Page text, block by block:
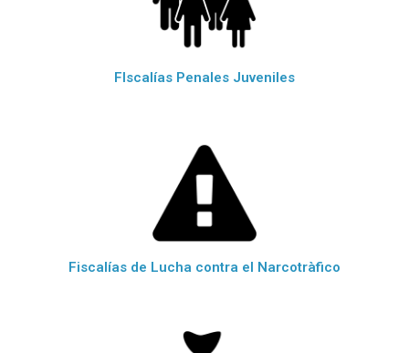
FIscalías Penales Juveniles
Fiscalías de Lucha contra el Narcotràfico